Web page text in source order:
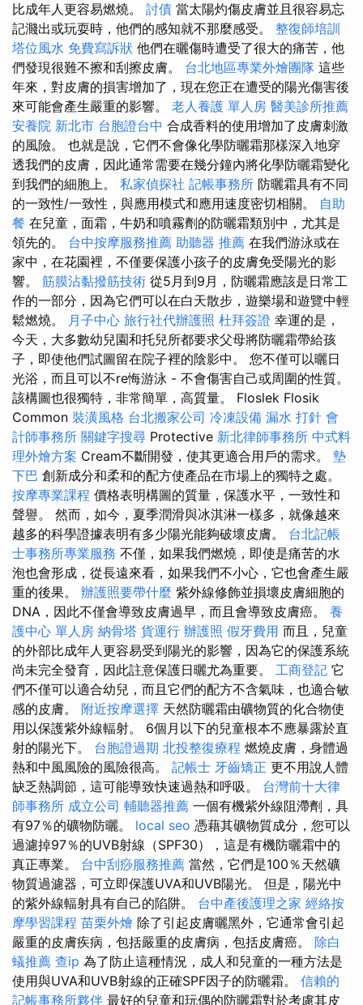
比成年人更容易燃燒。 討債 當太陽灼傷皮膚並且很容易忘
記濺出或玩耍時，他們的感知就不那麼感受。 整復師培訓
塔位風水 免費寫訴狀 他們在曬傷時遭受了很大的痛苦，他
們發現很難不擦和刮擦皮膚。 台北地區專業外燴團隊 這些
年來，對皮膚的損害增加了，現在您正在遭受的陽光傷害後
來可能會產生嚴重的影響。 老人養護 單人房 醫美診所推薦
安養院 新北市 台胞證台中 合成香料的使用增加了皮膚刺激
的風險。 也就是說，它們不會像化學防曬霜那樣深入地穿
透我們的皮膚，因此通常需要在幾分鐘內將化學防曬霜變化
到我們的細胞上。 私家偵探社 記帳事務所 防曬霜具有不同
的一致性/一致性，與應用模式和應用速度密切相關。 自助
餐 在兒童，面霜，牛奶和噴霧劑的防曬霜類別中，尤其是
領先的。 台中按摩服務推薦 助聽器 推薦 在我們游泳或在
家中，在花園裡，不僅要保護小孩子的皮膚免受陽光的影
響。 筋膜沾黏撥筋技術 從5月到9月，防曬霜應該是日常工
作的一部分，因為它們可以在白天散步，遊樂場和遊覽中輕
鬆燃燒。 月子中心 旅行社代辦護照 杜拜簽證 幸運的是，
今天，大多數幼兒園和托兒所都要求父母將防曬霜帶給孩
子，即使他們試圖留在院子裡的陰影中。 您不僅可以曬日
光浴，而且可以不re悔游泳 - 不會傷害自己或周圍的性質。
該構圖也很獨特，非常簡單，高質量。 Floslek Flosik
Common 裝潢風格 台北搬家公司 冷凍設備 漏水 打針 會
計師事務所 關鍵字搜尋 Protective 新北律師事務所 中式料
理外燴方案 Cream不斷開發，使其更適合用戶的需求。 墊
下巴 創新成分和柔和的配方使產品在市場上的獨特之處。
按摩專業課程 價格表明構圖的質量，保護水平，一致性和
聲譽。 然而，如今，夏季潤滑與冰淇淋一樣多，就像越來
越多的科學證據表明有多少陽光能夠破壞皮膚。 台北記帳
士事務所專業服務 不僅，如果我們燃燒，即使是痛苦的水
泡也會形成，從長遠來看，如果我們不小心，它也會產生嚴
重的後果。 辦護照要帶什麼 紫外線修飾並損壞皮膚細胞的
DNA，因此不僅會導致皮膚過早，而且會導致皮膚癌。 養
護中心 單人房 納骨塔 貨運行 辦護照 假牙費用 而且，兒童
的外部比成年人更容易受到陽光的影響，因為它的保護系統
尚未完全發育，因此註意保護日曬尤為重要。 工商登記 它
們不僅可以適合幼兒，而且它們的配方不含氣味，也適合敏
感的皮膚。 附近按摩選擇 天然防曬霜由礦物質的化合物使
用以保護紫外線輻射。 6個月以下的兒童根本不應暴露於直
射的陽光下。 台胞證過期 北投整復療程 燃燒皮膚，身體過
熱和中風風險的風險很高。 記帳士 牙齒矯正 更不用說人體
缺乏熱調節，這可能導致快速過熱和呼吸。 台灣前十大律
師事務所 成立公司 輔聽器推薦 一個有機紫外線阻滯劑，具
有97％的礦物防曬。 local seo 憑藉其礦物質成分，您可以
過濾掉97％的UVB射線（SPF30），這是有機防曬霜中的
真正專業。 台中刮痧服務推薦 當然，它們是100％天然礦
物質過濾器，可立即保護UVA和UVB陽光。 但是，陽光中
的紫外線輻射具有自己的陷阱。 台中產後護理之家 經絡按
摩學習課程 苗栗外燴 除了引起皮膚曬黑外，它通常會引起
嚴重的皮膚疾病，包括嚴重的皮膚病，包括皮膚癌。 除白
蟻推薦 查ip 為了防止這種情況，成人和兒童的一種方法是
使用與UVA和UVB射線的正確SPF因子的防曬霜。 信賴的
記帳事務所夥伴 最好的兒童和玩偶的防曬霜對於考慮其皮